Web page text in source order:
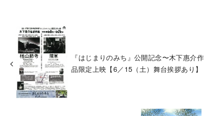
『はじまりのみち』公開記念〜木下惠介作
品限定上映【6／15（土）舞台挨拶あり】